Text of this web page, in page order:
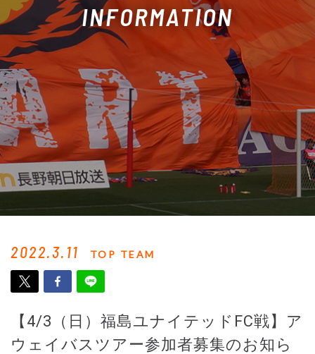
INFORMATION
2022.3.11 TOP TEAM
【4/3（日）福島ユナイテッドFC戦】ア
ウェイバスツアー参加者募集のお知ら